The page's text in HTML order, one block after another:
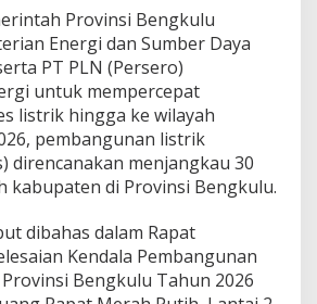
Provinsi Bengkulu
Energi dan Sumber Daya
PT PLN (Persero)
untuk mempercepat
listrik hingga ke wilayah
pembangunan listrik
direncanakan menjangkau 30
kabupaten di Provinsi Bengkulu.
dibahas dalam Rapat
Kendala Pembangunan
Bengkulu Tahun 2026